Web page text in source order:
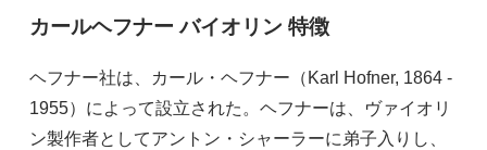
カールヘフナー バイオリン 特徴
ヘフナー社は、カール・ヘフナー（Karl Hofner, 1864 -
1955）によって設立された。ヘフナーは、ヴァイオリ
ン製作者としてアントン・シャーラーに弟子入りし、